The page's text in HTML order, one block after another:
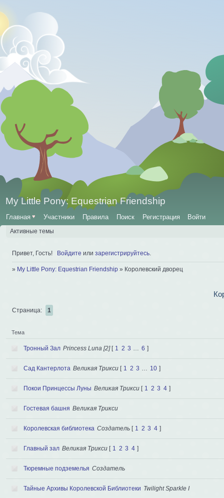
My Little Pony: Equestrian Friendship
Главная ♥ Участники Правила Поиск Регистрация Войти
Активные темы
Привет, Гость! Войдите или зарегистрируйтесь
» My Little Pony: Equestrian Friendship » Королевский дворец
Страница: 1
Тема
Тронный Зал Princess Luna [2] [ 1 2 3 6 ]
Сад Кантерлота Великая Трикси [ 1 2 3 10 ]
Покои Принцессы Луны Великая Трикси [ 1 2 3 4 ]
Гостевая башня Великая Трикси
Королевская библиотека Создатель [ 1 2 3 4 ]
Главный зал Великая Трикси [ 1 2 3 4 ]
Тюремные подземелья Создатель
Тайные Архивы Королевской Библиотеки Twilight Sparkle I